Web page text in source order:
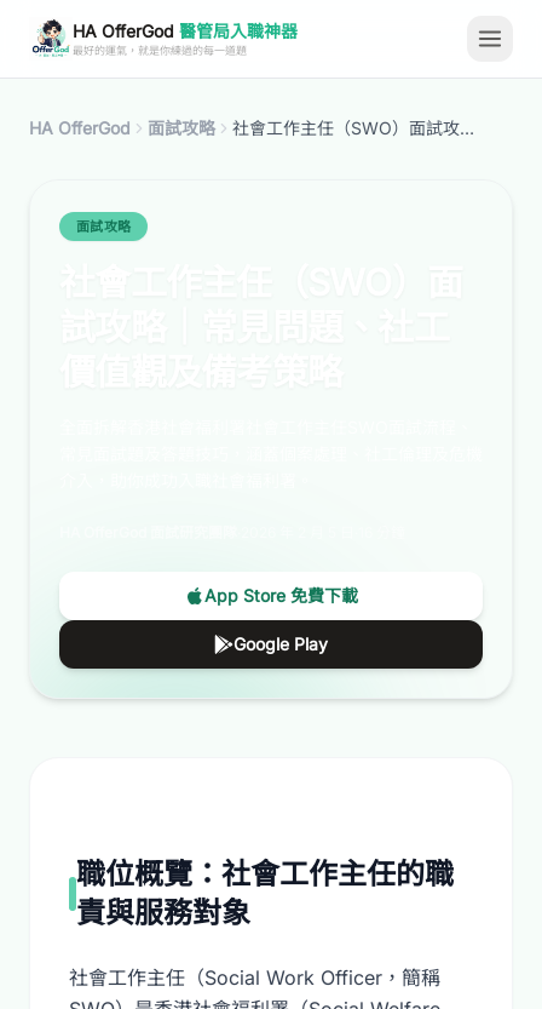
HA OfferGod 醫管局入職神器
最好的運氣，就是你練過的每一道題
HA OfferGod 面試攻略 社會工作主任（SWO）面試攻略｜常見問題、社工價值觀及備考策略
面試攻略
App Store 免費下載
Google Play
職位概覽：社會工作主任的職
責與服務對象
社會工作主任（Social Work Officer，簡稱